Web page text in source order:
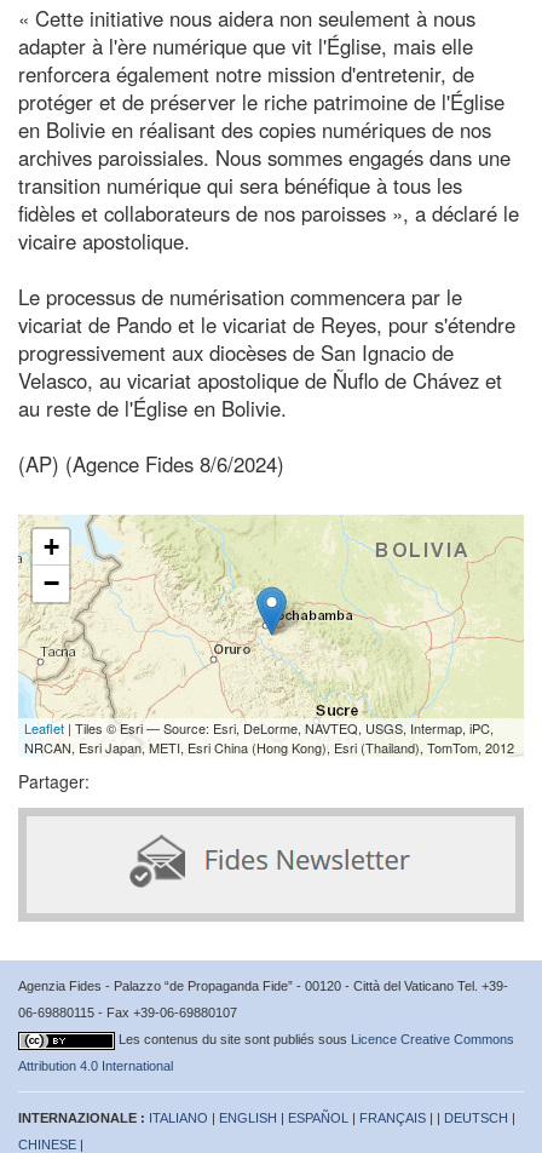
« Cette initiative nous aidera non seulement à nous
adapter à l'ère numérique que vit l'Église, mais elle
renforcera également notre mission d'entretenir, de
protéger et de préserver le riche patrimoine de l'Église
en Bolivie en réalisant des copies numériques de nos
archives paroissiales. Nous sommes engagés dans une
transition numérique qui sera bénéfique à tous les
fidèles et collaborateurs de nos paroisses », a déclaré le
vicaire apostolique.
Le processus de numérisation commencera par le
vicariat de Pando et le vicariat de Reyes, pour s'étendre
progressivement aux diocèses de San Ignacio de
Velasco, au vicariat apostolique de Ñuflo de Chávez et
au reste de l'Église en Bolivie.
(AP) (Agence Fides 8/6/2024)
+
−
Leaflet | Tiles © Esri — Source: Esri, DeLorme, NAVTEQ, USGS, Intermap, iPC,
NRCAN, Esri Japan, METI, Esri China (Hong Kong), Esri (Thailand), TomTom, 2012
Partager:
Agenzia Fides - Palazzo “de Propaganda Fide” - 00120 - Città del Vaticano Tel. +39-
06-69880115 - Fax +39-06-69880107
Les contenus du site sont publiés sous Licence Creative Commons
Attribution 4.0 International
INTERNAZIONALE : ITALIANO | ENGLISH | ESPAÑOL | FRANÇAIS | | DEUTSCH |
CHINESE |